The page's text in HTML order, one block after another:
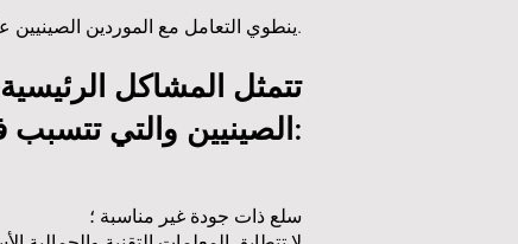
ينطوي التعامل مع الموردين الصينيين على مخاطر مالية واستحالة عملية لحل القضايا الاقتصادية.
تتمثل المشاكل
الصينيين والتي تتسبب في خسائر مالية للعميل فيما يلي:
سلع ذات جودة غير مناسبة ؛